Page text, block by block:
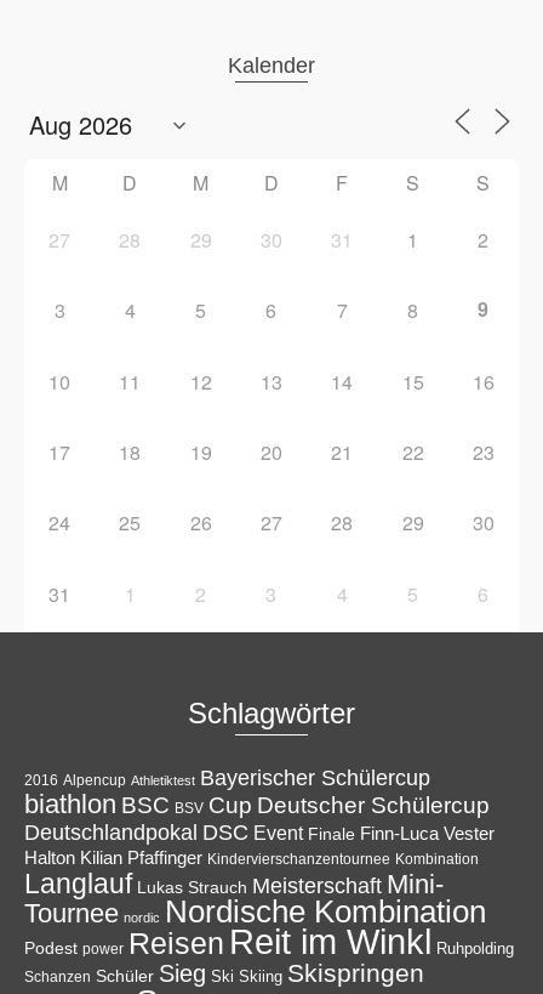
Kalender
M D M D F S S
27 28 29 30 31 1 2
3 4 5 6 7 8 9
10 11 12 13 14 15 16
17 18 19 20 21 22 23
24 25 26 27 28 29 30
31 1 2 3 4 5 6
Schlagwörter
2016 Alpencup Athletiktest Bayerischer Schülercup
biathlon BSC BSV Cup Deutscher Schülercup
Deutschlandpokal DSC Event Finale Finn-Luca Vester
Halton Kilian Pfaffinger Kindervierschanzentournee Kombination
Langlauf Lukas Strauch Meisterschaft Mini-
Tournee nordic Nordische Kombination
Podest power Reisen Reit im Winkl Ruhpolding
Schanzen Schüler Sieg Ski Skiing Skispringen